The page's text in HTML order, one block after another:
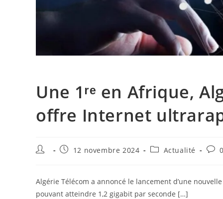
Une 1ʳᵉ en Afrique,
offre Internet
Auteur/autrice
publication :
Publication
12 novembre 2024
PostActualité
Algérie Télécom a annoncé le lancement d’une
pouvant atteindre 1,2 gigabit par seconde […]